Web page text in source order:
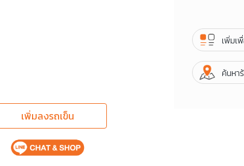
เพิ่มลงรถเข็น
เพิ่มเ
ค้นหา